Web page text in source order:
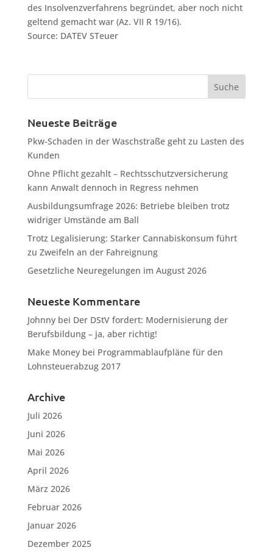
des Insolvenzverfahrens begründet, aber noch nicht
geltend gemacht war (Az. VII R 19/16).
Source: DATEV STeuer
Neueste Beiträge
Pkw-Schaden in der Waschstraße geht zu Lasten des
Kunden
Ohne Pflicht gezahlt – Rechtsschutzversicherung
kann Anwalt dennoch in Regress nehmen
Ausbildungsumfrage 2026: Betriebe bleiben trotz
widriger Umstände am Ball
Trotz Legalisierung: Starker Cannabiskonsum führt
zu Zweifeln an der Fahreignung
Gesetzliche Neuregelungen im August 2026
Neueste Kommentare
Johnnybei Der DStV fordert: Modernisierung der
Berufsbildung – ja, aber richtig!
Make Moneybei Programmablaufpläne für den
Lohnsteuerabzug 2017
Archive
Juli 2026
Juni 2026
Mai 2026
April 2026
März 2026
Februar 2026
Januar 2026
Dezember 2025